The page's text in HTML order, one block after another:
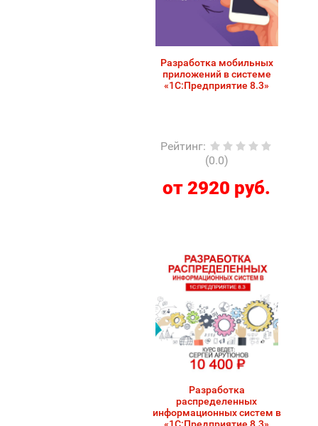
Разработка мобильных
приложений в системе
«1С:Предприятие 8.3»
Рейтинг:
(0.0)
от 2920 руб.
Разработка
распределенных
информационных систем в